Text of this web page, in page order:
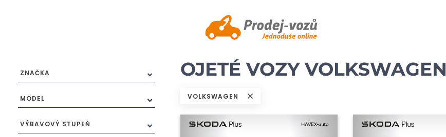
ZNAČKA
MODEL
VÝBAVOVÝ STUPEŇ
OJETÉ VOZY VOLKSWAGEN
VOLKSWAGEN